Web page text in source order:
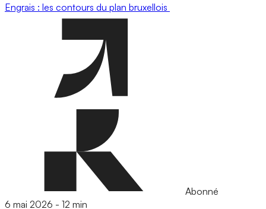
Engrais : les contours du plan bruxellois
Abonné
6 mai 2026 - 12 min